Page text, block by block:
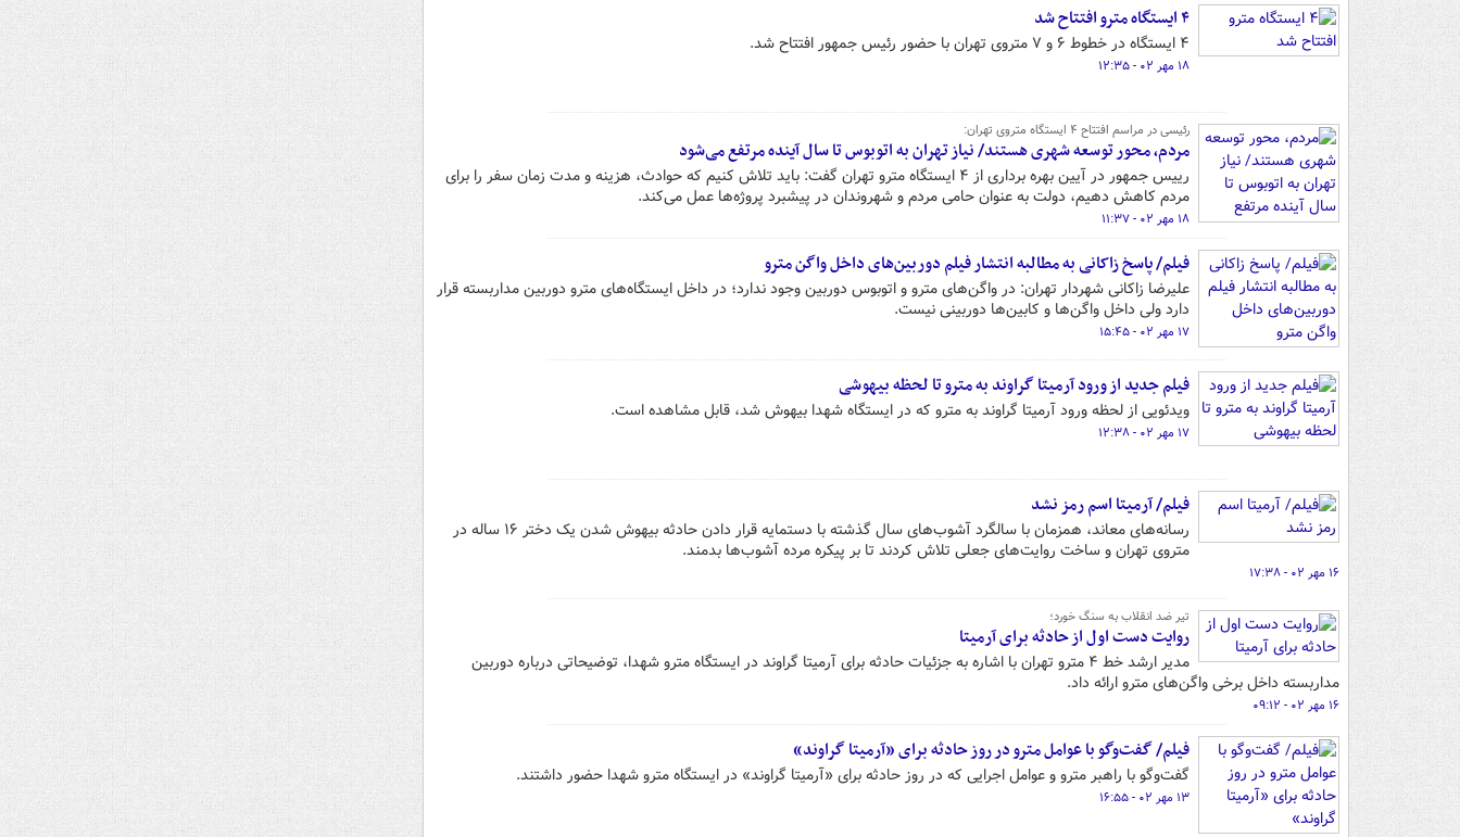
۴ ایستگاه مترو افتتاح شد
۴ ایستگاه در خطوط ۶ و ۷ متروی تهران با حضور رئیس جمهور افتتاح شد.
۱۸ مهر ۰۲ - ۱۲:۳۵
رئیسی در مراسم افتتاح ۴ ایستگاه متروی تهران:
مردم، محور توسعه شهری هستند/ نیاز تهران به اتوبوس تا سال آینده مرتفع می‌شود
رییس جمهور در آیین بهره برداری از ۴ ایستگاه مترو تهران گفت: باید تلاش کنیم که حوادث، هزینه و مدت زمان سفر را برای
مردم کاهش دهیم، دولت به عنوان حامی مردم و شهروندان در پیشبرد پروژه‌ها عمل می‌کند.
۱۸ مهر ۰۲ - ۱۱:۳۷
فیلم/ پاسخ زاکانی به مطالبه انتشار فیلم دوربین‌های داخل واگن مترو
علیرضا زاکانی شهردار تهران: در واگن‌های مترو و اتوبوس دوربین وجود ندارد؛ در داخل ایستگاه‌های مترو دوربین مداربسته قرار
دارد ولی داخل واگن‌ها و کابین‌ها دوربینی نیست.
۱۷ مهر ۰۲ - ۱۵:۴۵
فیلم جدید از ورود آرمیتا گراوند به مترو تا لحظه بیهوشی
ویدئویی از لحظه ورود آرمیتا گراوند به مترو که در ایستگاه شهدا بیهوش شد، قابل مشاهده است.
۱۷ مهر ۰۲ - ۱۲:۳۸
فیلم/ آرمیتا اسم رمز نشد
رسانه‌های معاند، همزمان با سالگرد آشوب‌های سال گذشته با دستمایه قرار دادن حادثه بیهوش شدن یک دختر ۱۶ ساله در
متروی تهران و ساخت روایت‌های جعلی تلاش کردند تا بر پیکره مرده آشوب‌ها بدمند.
۱۶ مهر ۰۲ - ۱۷:۳۸
تیر ضد انقلاب به سنگ خورد؛
روایت دست اول از حادثه برای آرمیتا
مدیر ارشد خط ۴ مترو تهران با اشاره به جزئیات حادثه برای آرمیتا گراوند در ایستگاه مترو شهدا، توضیحاتی درباره دوربین
مداربسته داخل برخی واگن‌های مترو ارائه داد.
۱۶ مهر ۰۲ - ۰۹:۱۲
فیلم/ گفت‌وگو با عوامل مترو در روز حادثه برای «آرمیتا گراوند»
گفت‌وگو با راهبر مترو و عوامل اجرایی که در روز حادثه برای «آرمیتا گراوند» در ایستگاه مترو شهدا حضور داشتند.
۱۳ مهر ۰۲ - ۱۶:۵۵